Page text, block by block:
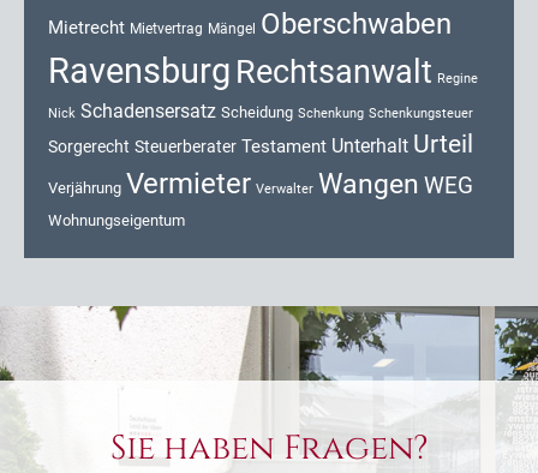
Mietrecht Mietvertrag Mängel Oberschwaben
Ravensburg Rechtsanwalt Regine
Nick Schadensersatz Scheidung Schenkung Schenkungsteuer
Sorgerecht Steuerberater Testament Unterhalt Urteil
Verjährung Vermieter Verwalter Wangen WEG
Wohnungseigentum
Sie haben Fragen?